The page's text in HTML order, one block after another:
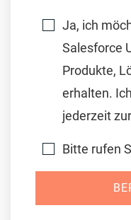
Ja, ich
Salesforce
Produkte,
erhalten.
jederzeit
Bitte rufen